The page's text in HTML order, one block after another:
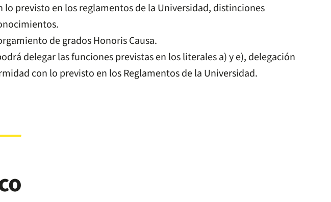
lo previsto en los reglamentos de la Universidad, distinciones
de grados Honoris Causa.
delegar las funciones previstas en los literales a) y e), delegación
con lo previsto en los Reglamentos de la Universidad.